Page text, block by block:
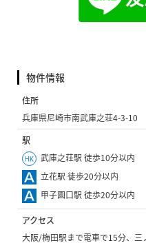
物件情報
住所
兵庫県尼崎市南武庫之荘4-3-10
駅
武庫之荘駅 徒歩10分以内
立花駅 徒歩20分以内
甲子園口駅 徒歩20分以内
アクセス
大阪/梅田駅まで電車で15分、